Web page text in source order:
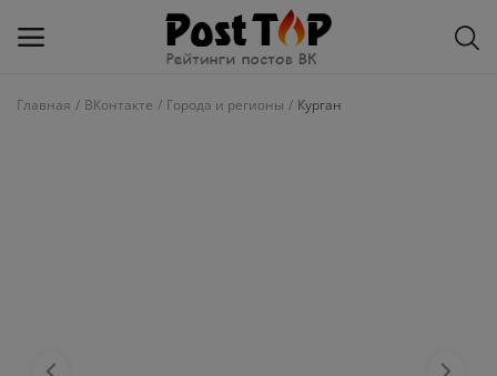
О рейтинге
Главная ВКонтакте Города и регионы Курган